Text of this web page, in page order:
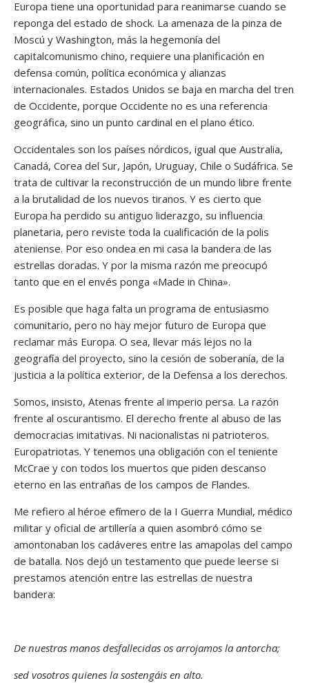
Europa tiene una oportunidad para reanimarse cuando se
reponga del estado de shock. La amenaza de la pinza de
Moscú y Washington, más la hegemonía del
capitalcomunismo chino, requiere una planificación en
defensa común, política económica y alianzas
internacionales. Estados Unidos se baja en marcha del tren
de Occidente, porque Occidente no es una referencia
geográfica, sino un punto cardinal en el plano ético.
Occidentales son los países nórdicos, igual que Australia,
Canadá, Corea del Sur, Japón, Uruguay, Chile o Sudáfrica. Se
trata de cultivar la reconstrucción de un mundo libre frente
a la brutalidad de los nuevos tiranos. Y es cierto que
Europa ha perdido su antiguo liderazgo, su influencia
planetaria, pero reviste toda la cualificación de la polis
ateniense. Por eso ondea en mi casa la bandera de las
estrellas doradas. Y por la misma razón me preocupó
tanto que en el envés ponga «Made in China».
Es posible que haga falta un programa de entusiasmo
comunitario, pero no hay mejor futuro de Europa que
reclamar más Europa. O sea, llevar más lejos no la
geografía del proyecto, sino la cesión de soberanía, de la
justicia a la política exterior, de la Defensa a los derechos.
Somos, insisto, Atenas frente al imperio persa. La razón
frente al oscurantismo. El derecho frente al abuso de las
democracias imitativas. Ni nacionalistas ni patrioteros.
Europatriotas. Y tenemos una obligación con el teniente
McCrae y con todos los muertos que piden descanso
eterno en las entrañas de los campos de Flandes.
Me refiero al héroe efímero de la I Guerra Mundial, médico
militar y oficial de artillería a quien asombró cómo se
amontonaban los cadáveres entre las amapolas del campo
de batalla. Nos dejó un testamento que puede leerse si
prestamos atención entre las estrellas de nuestra
bandera:
De nuestras manos desfallecidas os arrojamos la antorcha;
sed vosotros quienes la sostengáis en alto.